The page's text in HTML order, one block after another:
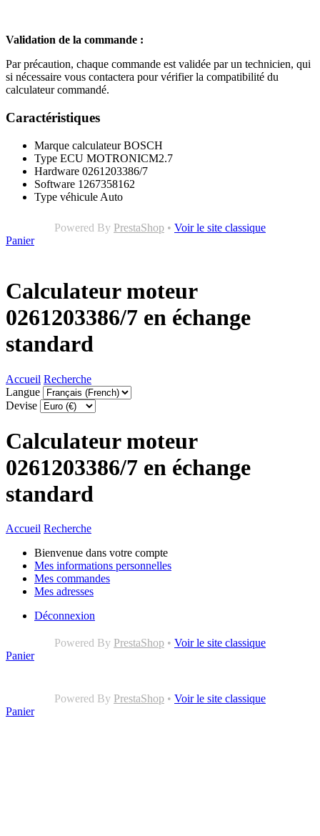
Validation de la commande :
Par précaution, chaque commande est validée par un technicien, qui
si nécessaire vous contactera pour vérifier la compatibilité du
calculateur commandé.
Caractéristiques
Marque calculateur BOSCH
Type ECU MOTRONICM2.7
Hardware 0261203386/7
Software 1267358162
Type véhicule Auto
Powered By PrestaShop • Voir le site classique
Panier
Calculateur moteur
0261203386/7 en échange
standard
Accueil Recherche
Langue
Devise
Calculateur moteur
0261203386/7 en échange
standard
Accueil Recherche
Bienvenue dans votre compte
Mes informations personnelles
Mes commandes
Mes adresses
Déconnexion
Powered By PrestaShop • Voir le site classique
Panier
Powered By PrestaShop • Voir le site classique
Panier